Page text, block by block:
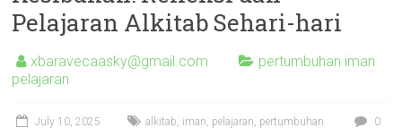
Pelajaran Alkitab Sehari-hari
xbaravecaasky@gmail.com
pertumbuhan iman
pelajaran
July 10, 2025 alkitab, iman, pelajaran, pertumbuhan
0